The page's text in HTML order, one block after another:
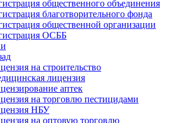
общественного объединения
благотворительного фонда
общественной организации
ОСББ
на строительство
лицензия
аптек
на торговлю пестицидами
НБУ
на оптовую торговлю